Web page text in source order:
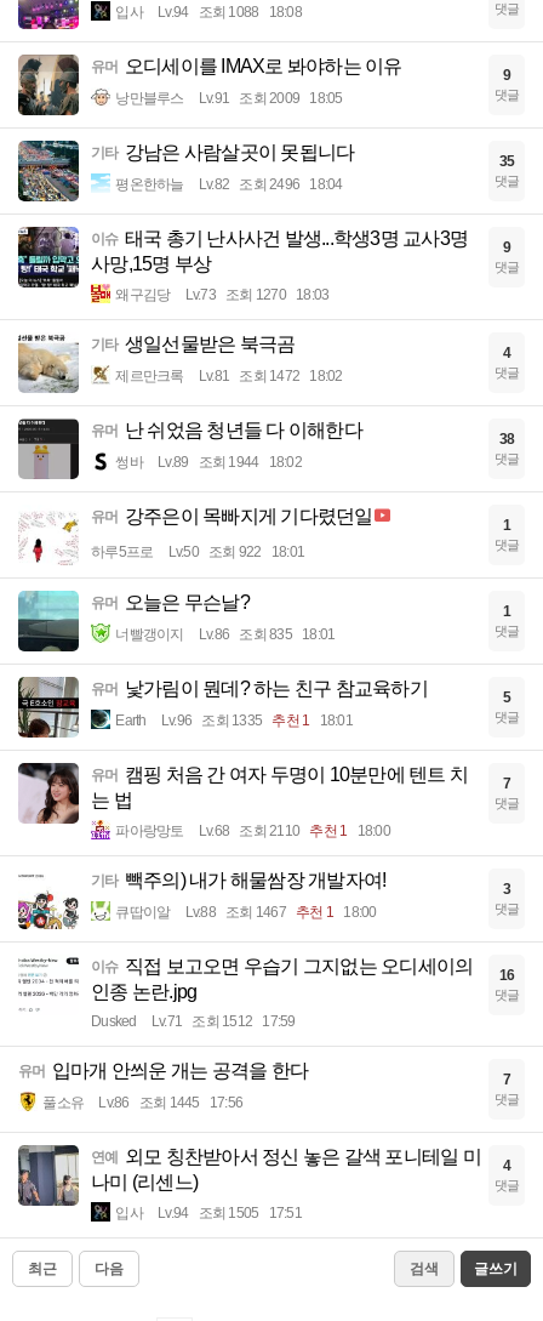
입사 Lv.94 조회 1088 18:08 댓글
유머 오디세이를 IMAX로 봐야하는 이유
낭만블루스 Lv.91 조회 2009 18:05
9
댓글
기타 강남은 사람살곳이 못됩니다
평온한하늘 Lv.82 조회 2496 18:04
35
댓글
이슈 태국 총기 난사사건 발생...학생3명 교사3명
사망,15명 부상
왜구김당 Lv.73 조회 1270 18:03
9
댓글
기타 생일선물받은 북극곰
제르만크록 Lv.81 조회 1472 18:02
4
댓글
유머 난 쉬었음 청년들 다 이해한다
썽바 Lv.89 조회 1944 18:02
38
댓글
유머 강주은이 목빠지게 기다렸던일
하루5프로 Lv.50 조회 922 18:01
1
댓글
유머 오늘은 무슨날?
너빨갱이지 Lv.86 조회 835 18:01
1
댓글
유머 낯가림이 뭔데? 하는 친구 참교육하기
Earth Lv.96 조회 1335 추천 1 18:01
5
댓글
유머 캠핑 처음 간 여자 두명이 10분만에 텐트 치
는 법
파아랑망토 Lv.68 조회 2110 추천 1 18:00
7
댓글
기타 빽주의) 내가 해물쌈장 개발자여!
큐땁이알 Lv.88 조회 1467 추천 1 18:00
3
댓글
이슈 직접 보고오면 우습기 그지없는 오디세이의
인종 논란.jpg
Dusked Lv.71 조회 1512 17:59
16
댓글
유머 입마개 안씌운 개는 공격을 한다
풀소유 Lv.86 조회 1445 17:56
7
댓글
연예
외모 칭찬받아서 정신 놓은 갈색 포니테일 미
나미 (리센느)
입사 Lv.94 조회 1505 17:51
4
댓글
최근 다음 검색 글쓰기